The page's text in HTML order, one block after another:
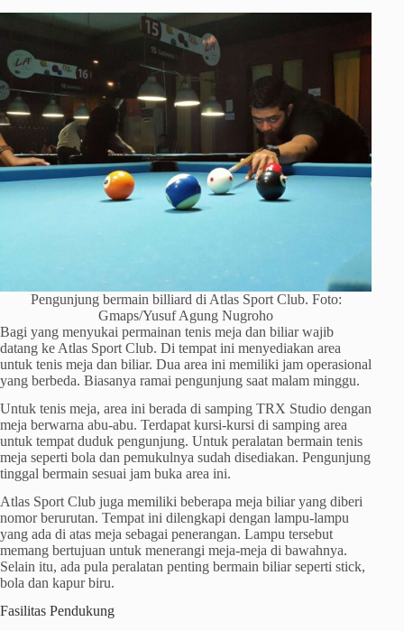
Pengunjung bermain billiard di Atlas Sport Club. Foto:
Gmaps/Yusuf Agung Nugroho
Bagi yang menyukai permainan tenis meja dan biliar wajib
datang ke Atlas Sport Club. Di tempat ini menyediakan area
untuk tenis meja dan biliar. Dua area ini memiliki jam operasional
yang berbeda. Biasanya ramai pengunjung saat malam minggu.
Untuk tenis meja, area ini berada di samping TRX Studio dengan
meja berwarna abu-abu. Terdapat kursi-kursi di samping area
untuk tempat duduk pengunjung. Untuk peralatan bermain tenis
meja seperti bola dan pemukulnya sudah disediakan. Pengunjung
tinggal bermain sesuai jam buka area ini.
Atlas Sport Club juga memiliki beberapa meja biliar yang diberi
nomor berurutan. Tempat ini dilengkapi dengan lampu-lampu
yang ada di atas meja sebagai penerangan. Lampu tersebut
memang bertujuan untuk menerangi meja-meja di bawahnya.
Selain itu, ada pula peralatan penting bermain biliar seperti stick,
bola dan kapur biru.
Fasilitas Pendukung